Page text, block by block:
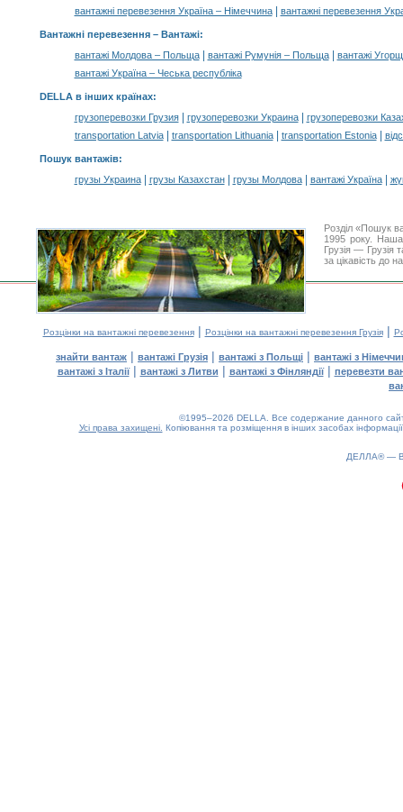
вантажні перевезення Україна – Німеччина| вантажні перевезення
Вантажні перевезення – Вантажі:
вантажі Молдова – Польща| вантажі Румунія – Польща|
вантажі
вантажі Україна – Чеська республіка
DELLA в інших країнах:
грузоперевозки Грузия| грузоперевозки Украина|
грузоперевозки
transportation Latvia| transportation Lithuania| transportation Estonia|
Пошук вантажів:
грузы Украина| грузы Казахстан| грузы Молдова| вантажі Україна|
Розділ «Пошук
1995 року. Наша
Грузія — Грузія
за цікавість до
Розцінки на вантажні перевезення| Розцінки на вантажні перевезення Грузія|
знайти вантаж | вантажі Грузія | вантажі з Польщі | вантажі з
вантажі з Італії| вантажі з Литви | вантажі з Фінляндії| перевезти
©1995–2026 DELLA. Все содержание данного
Усі права захищені. Копіювання та розміщення в інших засобах
ДЕЛЛА® —